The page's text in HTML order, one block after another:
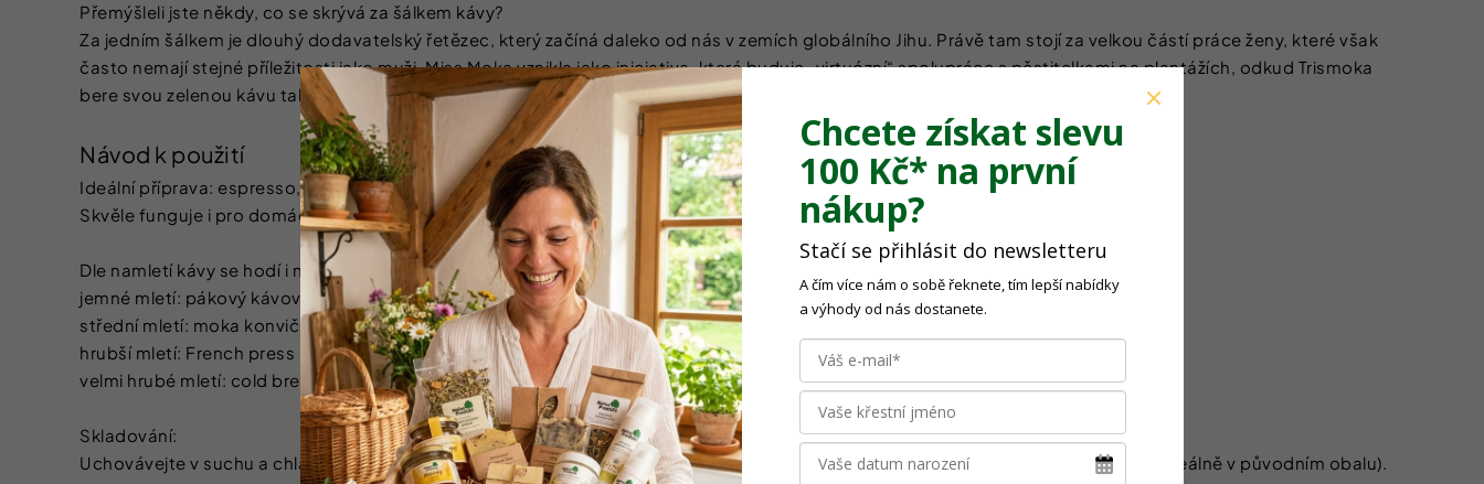
Přemýšleli jste někdy, co se skrývá za šálkem kávy?
Za jedním šálkem je dlouhý dodavatelský řetězec, který začíná daleko od nás v zemích globálního Jihu. Právě tam stojí za velkou částí práce ženy, které však
často nemají stejné příležitosti jako muži. Miss Moka vznikla jako iniciativa, která buduje „virtuózní“ spolupráce s pěstitelkami na plantážích, odkud Trismoka
bere svou zelenou kávu tak, aby se podpora promítla do reálných a dlouhodobých změn.
Návod k použití
Ideální příprava: espresso, moka konvička
Skvěle funguje i pro domácí kávovary (dle nastavení mletí a extrakce).
Dle namletí kávy se hodí i na:
jemné mletí: pákový kávovar / automatický kávovar (espresso, lungo)
střední mletí: moka konvička, překapávač (V60, dripper), Aeropress
hrubší mletí: French press
velmi hrubé mletí: cold brew (studená extrakce)
Skladování:
Uchovávejte v suchu a chladu. Chraňte před slunečním zářením a vysokými teplotami. Po otevření doporučujeme dobře uzavírat (ideálně v původním obalu).
Chcete získat slevu
100 Kč* na první
nákup?
Stačí se přihlásit do newsletteru
A čím více nám o sobě řeknete, tím lepší nabídky
a výhody od nás dostanete.